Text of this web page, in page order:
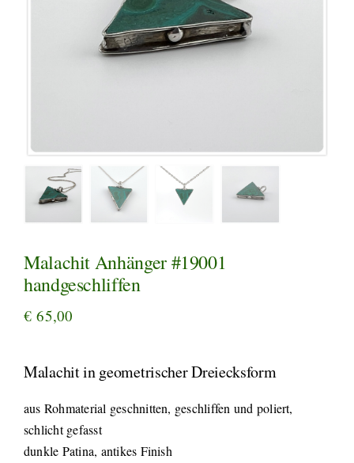
Malachit Anhänger #19001
handgeschliffen
€ 65,00
Malachit in geometrischer Dreiecksform
aus Rohmaterial geschnitten, geschliffen und poliert,
schlicht gefasst
dunkle Patina, antikes Finish